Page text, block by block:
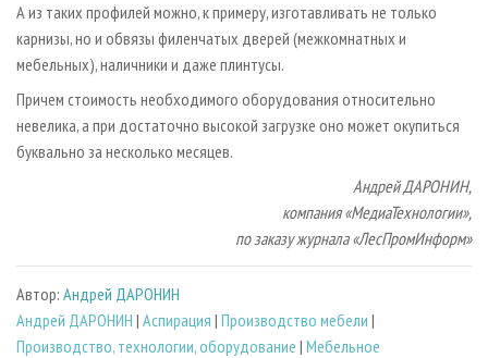
А из таких профилей можно, к примеру, изготавливать не только
карнизы, но и обвязы филенчатых дверей (межкомнатных и
мебельных), наличники и даже плинтусы.
Причем стоимость необходимого оборудования относительно
невелика, а при достаточно высокой загрузке оно может окупиться
буквально за несколько месяцев.
Андрей ДАРОНИН,
компания «МедиаТехнологии»,
по заказу журнала «ЛесПромИнформ»
Автор: Андрей ДАРОНИН
Андрей ДАРОНИН | Аспирация | Производство мебели |
Производство, технологии, оборудование | Мебельное